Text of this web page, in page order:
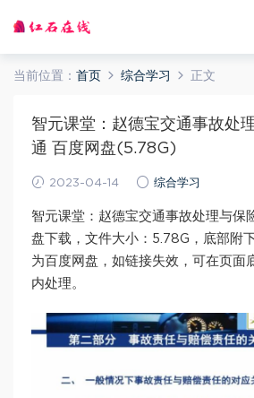
当前位置： 首页 综合学习 正文
智元课堂：赵德宝交通事故处
通 百度网盘(5.78G)
2023-04-14 综合学习
智元课堂：赵德宝交通事故处理与保
盘下载，文件大小：5.78G，底部附
为百度网盘，如链接失效，可在页面
内处理。